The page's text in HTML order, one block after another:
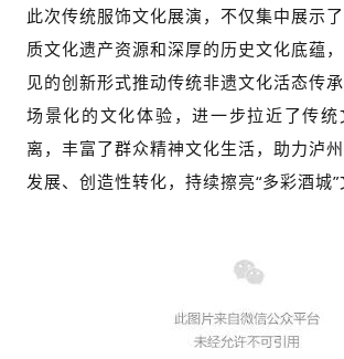
此次传统服饰文化展演，不仅集中展示
质文化遗产资源和深厚的历史文化底蕴
见的创新形式推动传统非遗文化活态传承
场景化的文化体验，进一步拉近了传
离，丰富了群众精神文化生活，助力泸
发展、创造性转化，持续擦亮“多彩酒城”